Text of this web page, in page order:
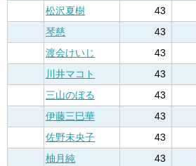
松沢夏樹
43
琴慈
43
渡会けいじ
43
川井マコト
43
三山のぼる
43
伊藤三巳華
43
佐野未央子
43
柚月純
43